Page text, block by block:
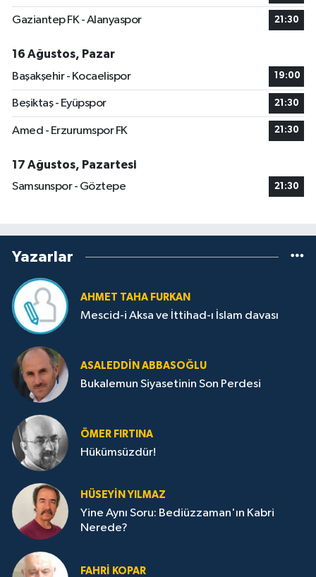
Gaziantep FK - Alanyaspor 21:30
16 Ağustos, Pazar
Başakşehir - Kocaelispor
19:00
Beşiktaş - Eyüpspor 21:30
Amed - Erzurumspor FK 21:30
17 Ağustos, Pazartesi
Samsunspor - Göztepe
21:30
Yazarlar
AHMET TAHA FURKAN
Mescid-i Aksa ve İttihad-ı İslam davası
ASALEDDIN ABBASOĞLU
Bukalemun Siyasetinin Son Perdesi
ÖMER FIRTINA
Hükümsüzdür!
HÜSEYIN YILMAZ
Yine Aynı Soru: Bediüzzaman'ın Kabri
Nerede?
FAHRI KOPAR